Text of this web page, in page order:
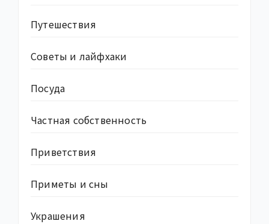
Путешествия
Советы и лайфхаки
Посуда
Частная собственность
Приветствия
Приметы и сны
Украшения